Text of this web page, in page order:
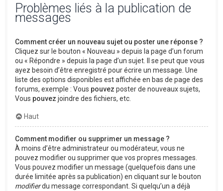
Problèmes liés à la publication de
messages
Comment créer un nouveau sujet ou poster une réponse ?
Cliquez sur le bouton « Nouveau » depuis la page d’un forum
ou « Répondre » depuis la page d’un sujet. Il se peut que vous
ayez besoin d’être enregistré pour écrire un message. Une
liste des options disponibles est affichée en bas de page des
forums, exemple : Vous pouvez poster de nouveaux sujets,
Vous pouvez joindre des fichiers, etc.
Haut
Comment modifier ou supprimer un message ?
À moins d’être administrateur ou modérateur, vous ne
pouvez modifier ou supprimer que vos propres messages.
Vous pouvez modifier un message (quelquefois dans une
durée limitée après sa publication) en cliquant sur le bouton
modifierdu message correspondant. Si quelqu’un a déjà